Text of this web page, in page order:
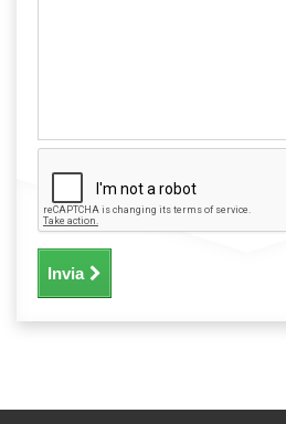
Invia